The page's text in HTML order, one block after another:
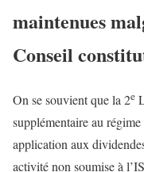
maintenues
Conseil
On se souvient que la 2e
supplémentaire au
application aux
activité non soumise à